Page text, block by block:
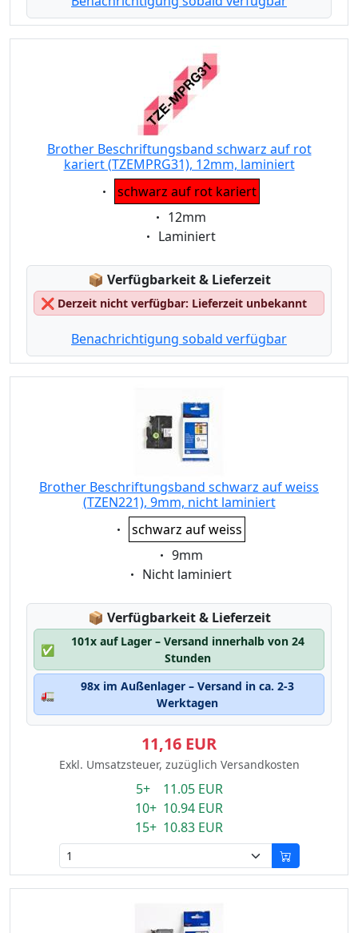
Brother Beschriftungsband schwarz auf rot
kariert (TZEMPRG31), 12mm, laminiert
Eigenschaft:
schwarz auf rot kariert
Eigenschaft:
12mm
Eigenschaft:
Laminiert
📦 Lagerstatus:
Verfügbarkeit & Lieferzeit
❌ Derzeit nicht verfügbar: Lieferzeit unbekannt
Benachrichtigung sobald verfügbar
Brother Beschriftungsband schwarz auf weiss
(TZEN221), 9mm, nicht laminiert
Eigenschaft:
schwarz auf weiss
Eigenschaft:
9mm
Eigenschaft:
Nicht laminiert
📦 Lagerstatus:
Verfügbarkeit & Lieferzeit
✅
101x auf Lager – Versand innerhalb von 24
Stunden
🚛
98x im Außenlager – Versand in ca. 2-3
Werktagen
11,16 EUR
Exkl. Umsatzsteuer, zuzüglich Versandkosten
5+ 11.05 EUR
10+ 10.94 EUR
15+ 10.83 EUR